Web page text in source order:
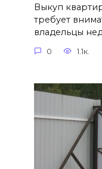
Выкуп
требует
владельцы
0 1.1к.